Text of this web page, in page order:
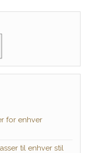
for enhver
til enhver stil